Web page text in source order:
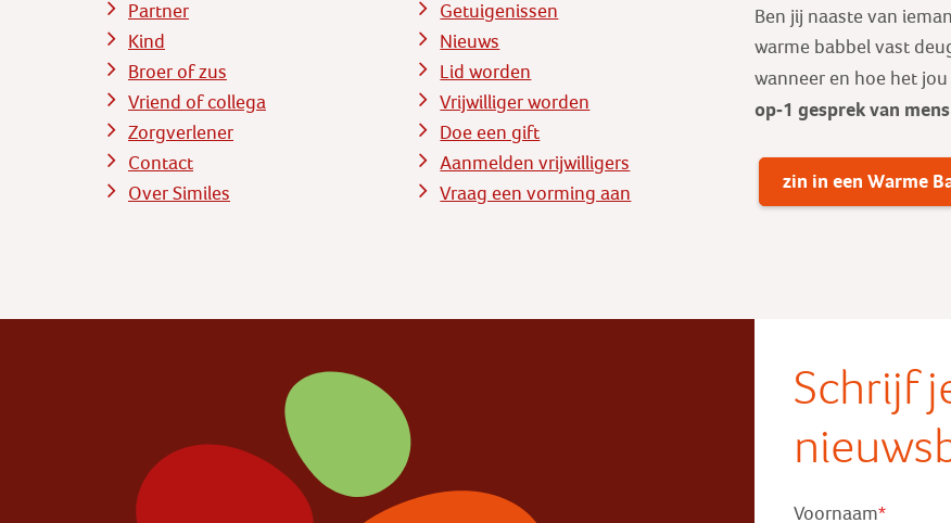
Partner
Kind
Broer of zus
Vriend of collega
Zorgverlener
Contact
Over Similes
Getuigenissen
Nieuws
Lid worden
Vrijwilliger worden
Doe een gift
Aanmelden vrijwilligers
Vraag een vorming aan
Ben jij naaste van
warme babbel vast
wanneer en hoe het
op-1 gesprek van
zin in een Warme
Schrijf
Voornaam*